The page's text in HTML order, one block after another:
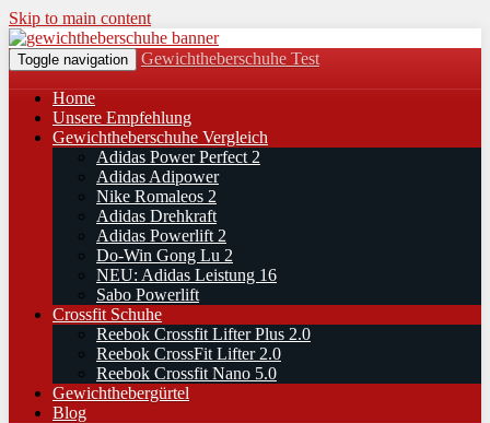
Skip to main content
Toggle navigation Gewichtheberschuhe Test
Home
Unsere Empfehlung
Gewichtheberschuhe Vergleich
Adidas Power Perfect 2
Adidas Adipower
Nike Romaleos 2
Adidas Drehkraft
Adidas Powerlift 2
Do-Win Gong Lu 2
NEU: Adidas Leistung 16
Sabo Powerlift
Crossfit Schuhe
Reebok Crossfit Lifter Plus 2.0
Reebok CrossFit Lifter 2.0
Reebok Crossfit Nano 5.0
Gewichthebergürtel
Blog